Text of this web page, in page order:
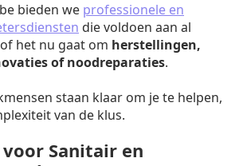
bieden we professionele en
die voldoen aan al
het nu gaat om herstellingen,
of noodreparaties.
staan klaar om je te helpen,
van de klus.
Sanitair en